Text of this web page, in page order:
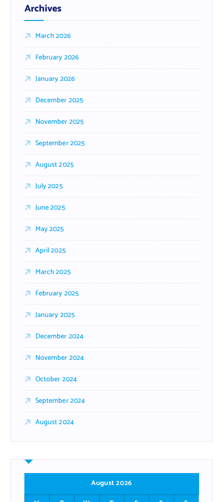
Archives
March 2026
February 2026
January 2026
December 2025
November 2025
September 2025
August 2025
July 2025
June 2025
May 2025
April 2025
March 2025
February 2025
January 2025
December 2024
November 2024
October 2024
September 2024
August 2024
August 2026